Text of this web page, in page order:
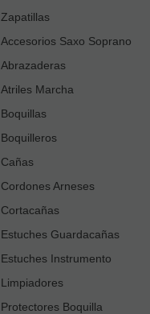
Zapatillas
Accesorios Saxo Soprano
Abrazaderas
Atriles Marcha
Boquillas
Boquilleros
Cañas
Cordones Arneses
Cortacañas
Estuches Guardacañas
Estuches Instrumento
Limpiadores
Protectores Boquilla